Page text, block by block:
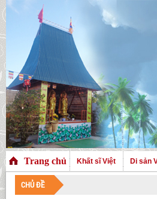
Trang chủ Khất sĩ Việt Di sản
CHỦ ĐỀ